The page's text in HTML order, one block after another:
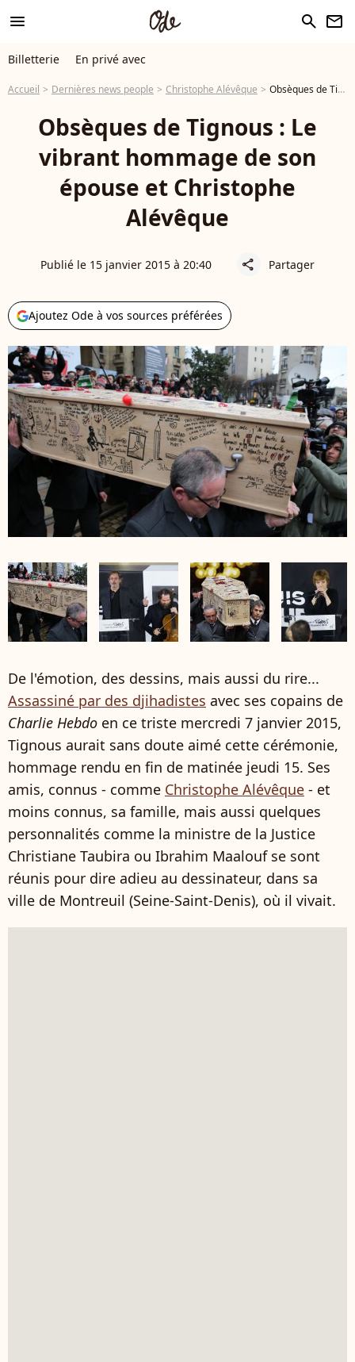
menu search newsletter
Billetterie En privé avec
Accueil Dernières news people Christophe Alévêque Obsèques de Tignous : Le vibrant hommage de son épouse et Christophe Alévêque
Obsèques de Tignous : Le
vibrant hommage de son
épouse et Christophe
Alévêque
Publié le 15 janvier 2015 à 20:40 share Partager
Ajoutez Ode à vos sources préférées
De l'émotion, des dessins, mais aussi du rire...
Assassiné par des djihadistes avec ses copains de
Charlie Hebdo en ce triste mercredi 7 janvier 2015,
Tignous aurait sans doute aimé cette cérémonie,
hommage rendu en fin de matinée jeudi 15. Ses
amis, connus - comme Christophe Alévêque - et
moins connus, sa famille, mais aussi quelques
personnalités comme la ministre de la Justice
Christiane Taubira ou Ibrahim Maalouf se sont
réunis pour dire adieu au dessinateur, dans sa
ville de Montreuil (Seine-Saint-Denis), où il vivait.